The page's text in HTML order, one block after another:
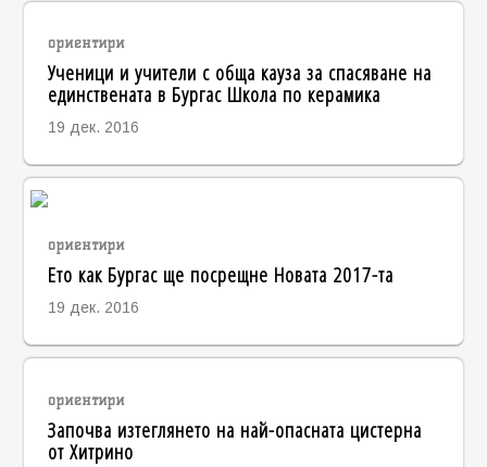
ориентири
Ученици и учители с обща кауза за спасяване на
единствената в Бургас Школа по керамика
19 дек. 2016
ориентири
Ето как Бургас ще посрещне Новата 2017-та
19 дек. 2016
ориентири
Започва изтеглянето на най-опасната цистерна
от Хитрино